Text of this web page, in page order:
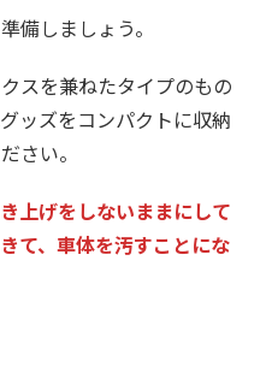
備しましょう。
スを兼ねたタイプのもの
ッズをコンパクトに収納
さい。
上げをしないままにして
て、車体を汚すことにな